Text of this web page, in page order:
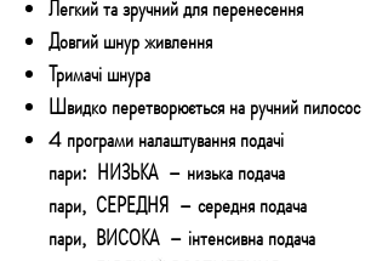
Легкий та зручний для перенесення
Довгий шнур живлення
Тримачі шнура
Швидко перетворюється на ручний пилосос
4 програми налаштування подачі
пари: НИЗЬКА– низька подача
пари, СЕРЕДНЯ – середня подача
пари, ВИСОКА– інтенсивна подача